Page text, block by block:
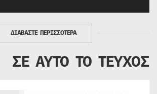
ΔΙΑΒΑΣΤΕ ΠΕΡΙΣΣΟΤΕΡΑ
ΣΕ ΑΥΤΟ ΤΟ ΤΕΥΧΟΣ